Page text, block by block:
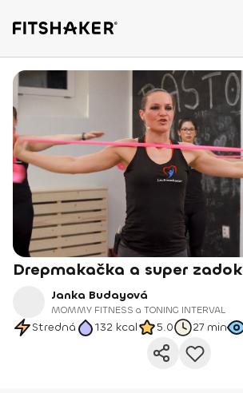
Drepmakačka a super zadok
Janka Budayová
MOMMY FITNESS a TONING INTERVAL
Stredná 132 kcal 5.0 27 min